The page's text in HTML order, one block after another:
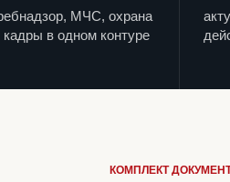
МЧС, охрана
кадры в одном контуре
КОМПЛЕКТ